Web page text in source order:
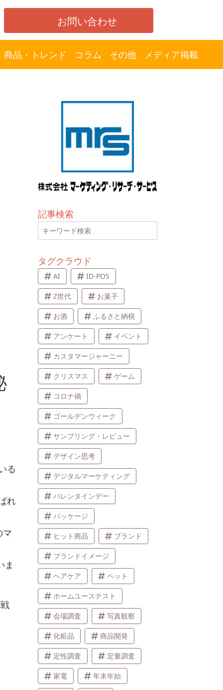
お問い合わせ
商品・トレンド コラム その他 メディア掲載
る
れ
マ
ま
記事検索
タグクラウド
AI ID-POS
Z世代 お菓子
お酒 ふるさと納税
アンケート イベント
カスタマージャーニー
クリスマス ゲーム
コロナ禍
ゴールデンウィーク
サンプリング・レビュー
デザイン思考
デジタルマーケティング
バレンタインデー
パッケージ
ヒット商品 ブランド
ブランドイメージ
ヘアケア ペット
ホームユーステスト
会場調査 写真観察
化粧品 商品開発
定性調査 定量調査
家電 年末年始